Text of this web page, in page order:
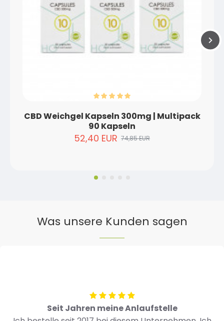
CBD Weichgel Kapseln 300mg | Multipack
90 Kapseln
52,40 EUR 74,85 EUR
Was unsere Kunden sagen
Seit Jahren meine Anlaufstelle